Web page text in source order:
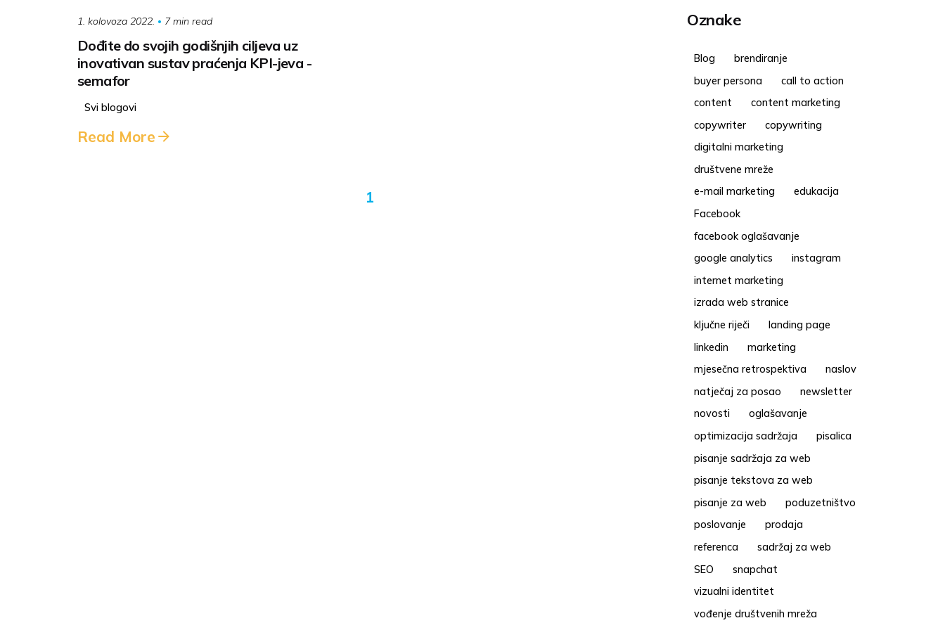
1. kolovoza 2022. 7 min read
Dođite do svojih godišnjih ciljeva uz
inovativan sustav praćenja KPI-jeva -
semafor
Svi blogovi
Read More
1
Oznake
Blog
brendiranje
buyer persona
call to action
content
content marketing
copywriter
copywriting
digitalni marketing
društvene mreže
e-mail marketing
edukacija
Facebook
facebook oglašavanje
google analytics
instagram
internet marketing
izrada web stranice
ključne riječi
landing page
linkedin
marketing
mjesečna retrospektiva
naslov
natječaj za posao
newsletter
novosti
oglašavanje
optimizacija sadržaja
pisalica
pisanje sadržaja za web
pisanje tekstova za web
pisanje za web
poduzetništvo
poslovanje
prodaja
referenca
sadržaj za web
SEO
snapchat
vizualni identitet
vođenje društvenih mreža